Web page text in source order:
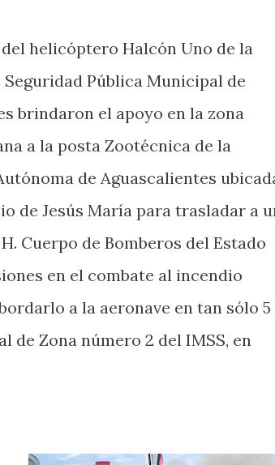
helicóptero Halcón Uno de la
Pública Municipal de
brindaron el apoyo en la zona
a la posta Zootécnica de la
de Aguascalientes
de Jesús María para trasladar a
Cuerpo de Bomberos del Estado
en el combate al incendio
a la aeronave en tan sólo 5
de Zona número 2 del IMSS, en